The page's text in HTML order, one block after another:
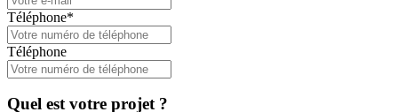
Téléphone*
Téléphone
Quel est votre projet ?